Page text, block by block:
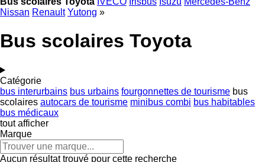
Nissan Renault Yutong »
Bus scolaires Toyota
Catégorie
bus interurbains bus urbains fourgonnettes de tourisme bus
scolaires autocars de tourisme minibus combi bus habitables
bus médicaux
tout afficher
Marque
Aucun résultat trouvé pour cette recherche